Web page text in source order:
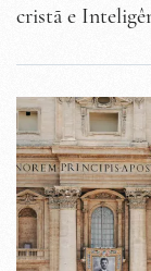
cristã e